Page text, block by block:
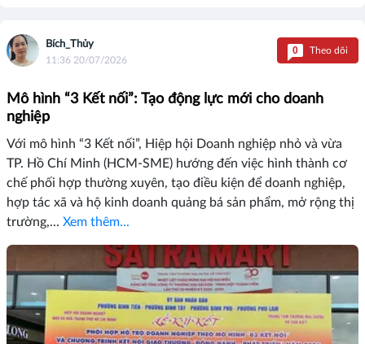
Bích_Thủy
11:36 20/07/2026
0 Theo dõi
Mô hình “3 Kết nối”: Tạo động lực mới cho doanh
nghiệp
Với mô hình “3 Kết nối”, Hiệp hội Doanh nghiệp nhỏ và vừa
TP. Hồ Chí Minh (HCM-SME) hướng đến việc hình thành cơ
chế phối hợp thường xuyên, tạo điều kiện để doanh nghiệp,
hợp tác xã và hộ kinh doanh quảng bá sản phẩm, mở rộng thị
trường,... Xem thêm...